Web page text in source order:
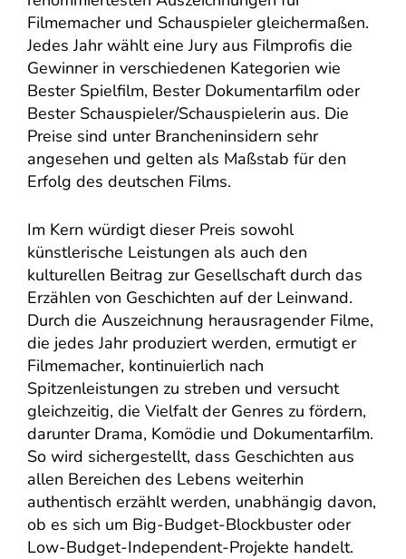
Filmemacher und Schauspieler gleichermaßen.
Jedes Jahr wählt eine Jury aus Filmprofis die
Gewinner in verschiedenen Kategorien wie
Bester Spielfilm, Bester Dokumentarfilm oder
Bester Schauspieler/Schauspielerin aus. Die
Preise sind unter Brancheninsidern sehr
angesehen und gelten als Maßstab für den
Erfolg des deutschen Films.
Im Kern würdigt dieser Preis sowohl
künstlerische Leistungen als auch den
kulturellen Beitrag zur Gesellschaft durch das
Erzählen von Geschichten auf der Leinwand.
Durch die Auszeichnung herausragender Filme,
die jedes Jahr produziert werden, ermutigt er
Filmemacher, kontinuierlich nach
Spitzenleistungen zu streben und versucht
gleichzeitig, die Vielfalt der Genres zu fördern,
darunter Drama, Komödie und Dokumentarfilm.
So wird sichergestellt, dass Geschichten aus
allen Bereichen des Lebens weiterhin
authentisch erzählt werden, unabhängig davon,
ob es sich um Big-Budget-Blockbuster oder
Low-Budget-Independent-Projekte handelt.